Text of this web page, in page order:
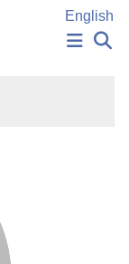
English